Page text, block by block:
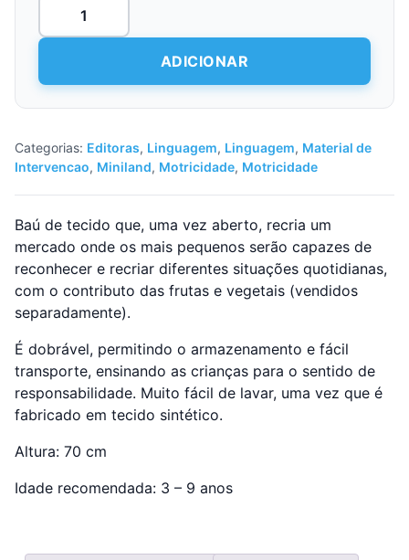
Market
ADICIONAR
Categorias: Editoras, Linguagem, Linguagem, Material de
Intervencao, Miniland, Motricidade, Motricidade
Baú de tecido que, uma vez aberto, recria um
mercado onde os mais pequenos serão capazes de
reconhecer e recriar diferentes situações quotidianas,
com o contributo das frutas e vegetais (vendidos
separadamente).
É dobrável, permitindo o armazenamento e fácil
transporte, ensinando as crianças para o sentido de
responsabilidade. Muito fácil de lavar, uma vez que é
fabricado em tecido sintético.
Altura: 70 cm
Idade recomendada: 3 – 9 anos